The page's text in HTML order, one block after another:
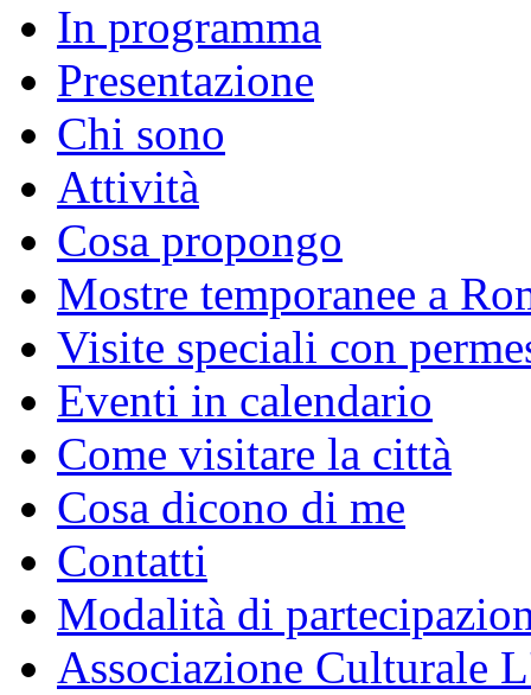
In programma
Presentazione
Chi sono
Attività
Cosa propongo
Mostre temporanee a
Visite speciali con
Eventi in calendario
Come visitare la città
Cosa dicono di me
Contatti
Modalità di
Associazione Culturale